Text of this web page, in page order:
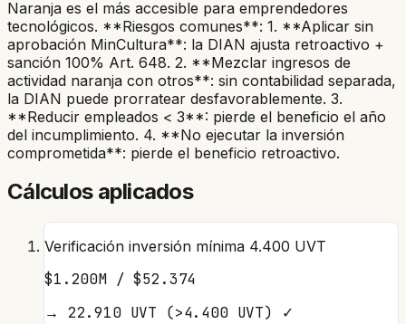
Naranja es el más accesible para emprendedores
tecnológicos. **Riesgos comunes**: 1. **Aplicar sin
aprobación MinCultura**: la DIAN ajusta retroactivo +
sanción 100% Art. 648. 2. **Mezclar ingresos de
actividad naranja con otros**: sin contabilidad separada,
la DIAN puede prorratear desfavorablemente. 3.
**Reducir empleados < 3**: pierde el beneficio el año
del incumplimiento. 4. **No ejecutar la inversión
comprometida**: pierde el beneficio retroactivo.
Cálculos aplicados
Verificación inversión mínima 4.400 UVT
$1.200M / $52.374
→ 22.910 UVT (>4.400 UVT) ✓